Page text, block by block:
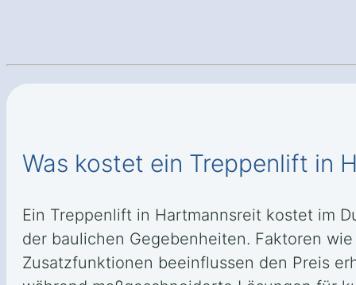
Was kostet ein Treppenlift in
Ein Treppenlift in Hartmannsreit kostet im
der baulichen Gegebenheiten. Faktoren
Zusatzfunktionen beeinflussen den Preis